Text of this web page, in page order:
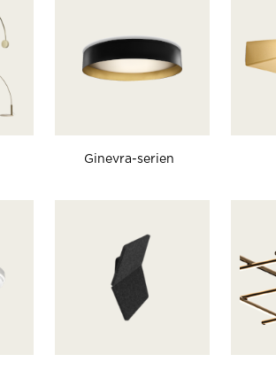
Ginevra-serien